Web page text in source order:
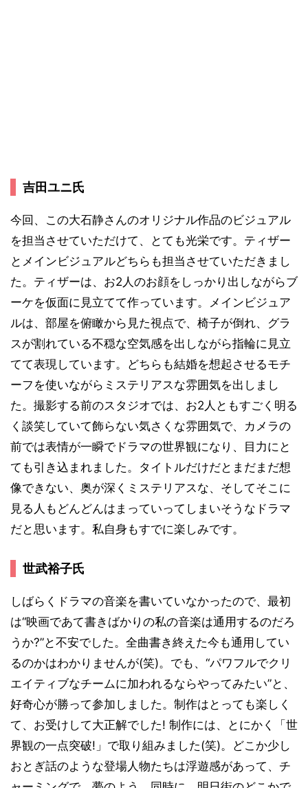
吉田ユニ氏
今回、この大石静さんのオリジナル作品のビジュアル
を担当させていただけて、とても光栄です。ティザー
とメインビジュアルどちらも担当させていただきまし
た。ティザーは、お2人のお顔をしっかり出しながらブ
ーケを仮面に見立てて作っています。メインビジュア
ルは、部屋を俯瞰から見た視点で、椅子が倒れ、グラ
スが割れている不穏な空気感を出しながら指輪に見立
てて表現しています。どちらも結婚を想起させるモチ
ーフを使いながらミステリアスな雰囲気を出しまし
た。撮影する前のスタジオでは、お2人ともすごく明る
く談笑していて飾らない気さくな雰囲気で、カメラの
前では表情が一瞬でドラマの世界観になり、目力にと
ても引き込まれました。タイトルだけだとまだまだ想
像できない、奥が深くミステリアスな、そしてそこに
見る人もどんどんはまっていってしまいそうなドラマ
だと思います。私自身もすでに楽しみです。
世武裕子氏
しばらくドラマの音楽を書いていなかったので、最初
は“映画であて書きばかりの私の音楽は通用するのだろ
うか?”と不安でした。全曲書き終えた今も通用してい
るのかはわかりませんが(笑)。でも、“パワフルでクリ
エイティブなチームに加われるならやってみたい”と、
好奇心が勝って参加しました。制作はとっても楽しく
て、お受けして大正解でした! 制作には、とにかく「世
界観の一点突破!」で取り組みました(笑)。どこか少し
おとぎ話のような登場人物たちは浮遊感があって、チ